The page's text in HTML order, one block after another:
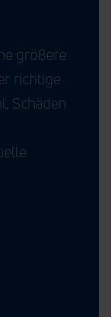
größere
richtige
Schäden